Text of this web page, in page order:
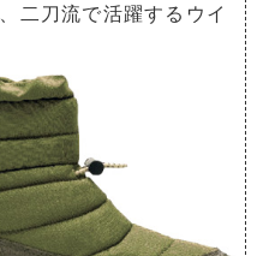
二刀流で活躍するウイ